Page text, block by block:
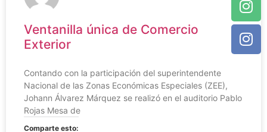
Ventanilla única de Comercio
Exterior
Contando con la participación del superintendente
Nacional de las Zonas Económicas Especiales (ZEE),
Johann Álvarez Márquez se realizó en el auditorio Pablo
Rojas Mesa de
Comparte esto: